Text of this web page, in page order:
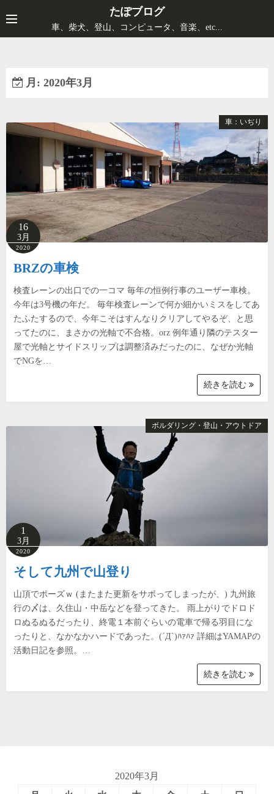
ン
テ
ッ
たぽブログ
車、柴犬、登山、コンピュータ、音楽、etc...
月: 2020年3月
車：いぢり
16
3月
2020
BRZの車検
検査レーンの出口での一コマ 毎年の恒例行事のユーザー車検。
今年は3号機の年だ。 毎年検査レーンで何か細かいミスをしてあ
たふたするので、今年こそはすんなりクリアしてやるぞ、と思
ってたのに、まさかの光軸で不合格。orz 例年通り隣のテスター
屋で光軸とサイドスリップは調整済みだったのに、なぜか光軸
でNGを…
続きを読む
ボルダリング・登山・アウトドア
1
3月
2020
そして九州で山登り
山頂でポーズｗ (またまた更新をサボってしまったが、) 九州旅
行の〆は、久住山・中岳などを登ってきた。 雨上がりでドロド
ロぬるぬるだったり、終電１本前ぐらいの電車で帰る羽目にな
ったりと、なかなかハードであった。(´Д`)ﾊｧﾊｧ 詳細はYAMAPの
活動日記を参照。…
続きを読む
2020年3月